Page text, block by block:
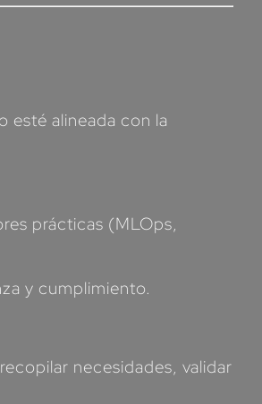
esté alineada con la
prácticas (MLOps,
y cumplimiento.
necesidades, validar